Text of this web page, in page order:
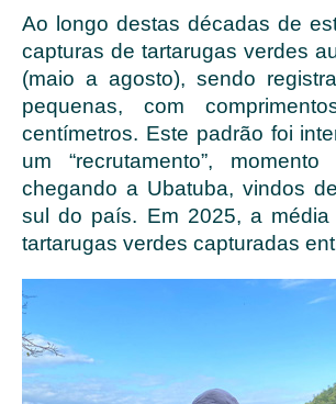
Ao longo destas décadas de
capturas de tartarugas verdes
(maio a agosto), sendo
pequenas, com
centímetros. Este padrão foi
um “recrutamento”,
chegando a Ubatuba, vindos
sul do país. Em 2025, a
tartarugas verdes capturadas